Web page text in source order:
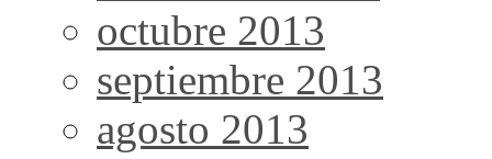
octubre 2013
septiembre 2013
agosto 2013